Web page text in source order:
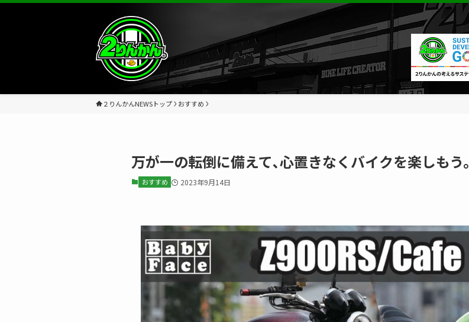
２りんかんNEWSトップ おすすめ
万が一の転倒に備えて､心置きなくバイクを楽しもう。
おすすめ 2023年9月14日